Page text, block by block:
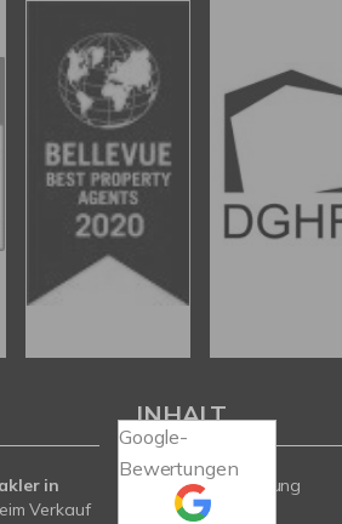
Google-
Bewertungen
in
Verkauf
INHALT
Wertermittlung
Angebote